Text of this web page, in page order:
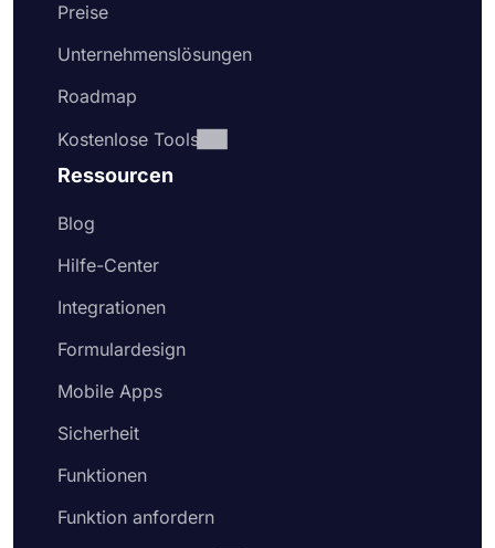
Preise
Unternehmenslösungen
Roadmap
Kostenlose Tools
Ressourcen
Blog
Hilfe-Center
Integrationen
Formulardesign
Mobile Apps
Sicherheit
Funktionen
Funktion anfordern